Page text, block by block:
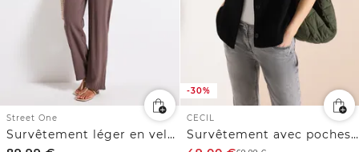
Street One
Survêtement léger en velours
-30%
CECIL
Survêtement avec poches poitrine et structure